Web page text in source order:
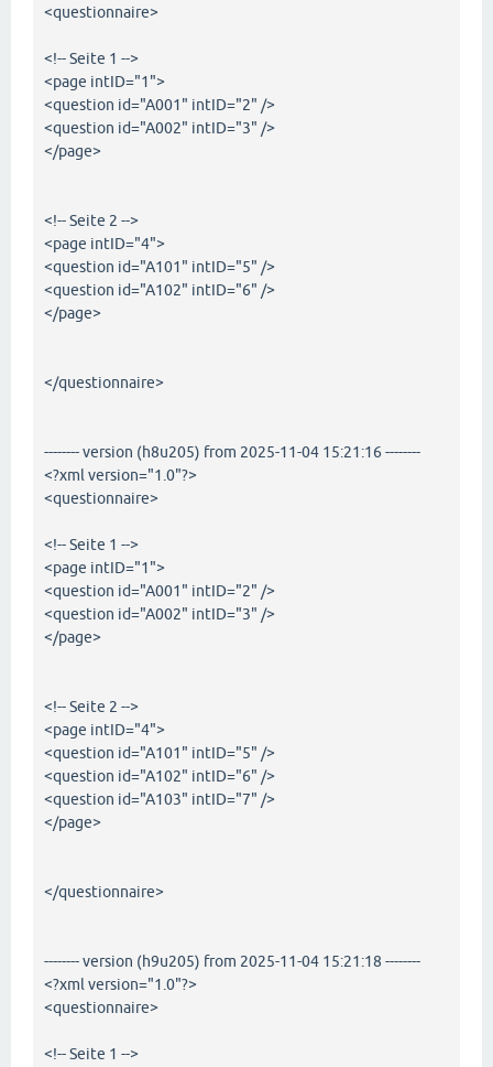
<questionnaire>
<!-- Seite 1 -->
<page intID="1">
<question id="A001" intID="2" />
<question id="A002" intID="3" />
</page>
<!-- Seite 2 -->
<page intID="4">
<question id="A101" intID="5" />
<question id="A102" intID="6" />
</page>
</questionnaire>
-------- version (h8u205) from 2025-11-04 15:21:16 --------
<?xml version="1.0"?>
<questionnaire>
<!-- Seite 1 -->
<page intID="1">
<question id="A001" intID="2" />
<question id="A002" intID="3" />
</page>
<!-- Seite 2 -->
<page intID="4">
<question id="A101" intID="5" />
<question id="A102" intID="6" />
<question id="A103" intID="7" />
</page>
</questionnaire>
-------- version (h9u205) from 2025-11-04 15:21:18 --------
<?xml version="1.0"?>
<questionnaire>
<!-- Seite 1 -->